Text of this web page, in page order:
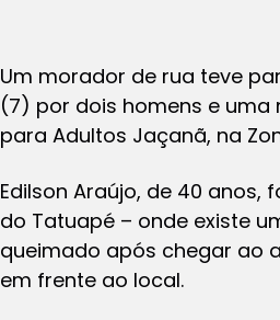
Um morador de rua teve
(7) por dois homens e
para Adultos Jaçanã, na
Edilson Araújo, de 40
do Tatuapé – onde existe
queimado após chegar ao
em frente ao local.